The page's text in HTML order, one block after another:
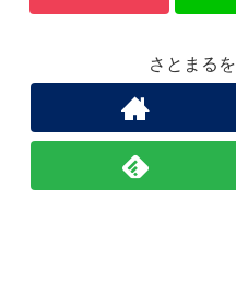
さとまる